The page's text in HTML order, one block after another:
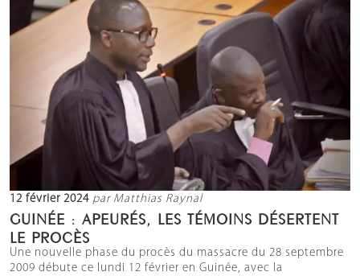
12 février 2024 par Matthias Raynal
GUINÉE : APEURÉS, LES TÉMOINS DÉSERTENT
LE PROCÈS
Une nouvelle phase du procès du massacre du 28 septembre
2009 débute ce lundi 12 février en Guinée, avec la